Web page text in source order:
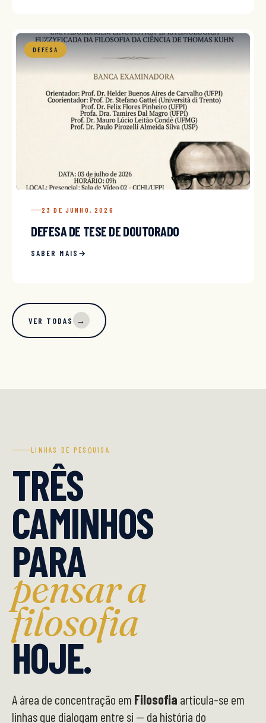
DEFESA
23 DE JUNHO, 2026
DEFESA DE TESE DE DOUTORADO
SABER MAIS
VER TODAS →
LINHAS DE PESQUISA
TRÊS
CAMINHOS
PARA
pensar a
filosofia
HOJE.
A área de concentração em Filosofia articula-se em
linhas que dialogam entre si — da história do